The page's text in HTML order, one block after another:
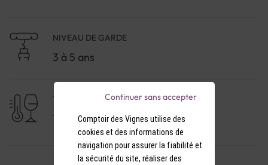
NIVEAU DE GARDE
3 à 5 ans
TEMPÉRATURE DE SERVICE
11-12°CComptoir des Vignes utilise des
cookies et des informations de
navigation pour assurer la fiabilité et
la sécurité du site, réaliser des
Continuer sans accepter